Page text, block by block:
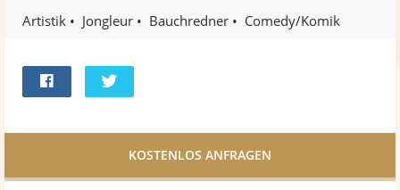
Artistik Jongleur Bauchredner Comedy/Komik
Facebook